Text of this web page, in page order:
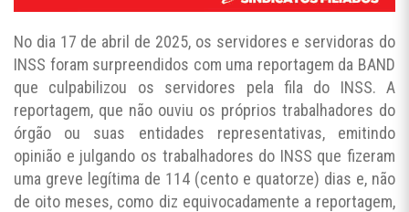
No dia 17 de abril de 2025, os servidores e servidoras do
INSS foram surpreendidos com uma reportagem da BAND
que culpabilizou os servidores pela fila do INSS. A
reportagem, que não ouviu os próprios trabalhadores do
órgão ou suas entidades representativas, emitindo
opinião e julgando os trabalhadores do INSS que fizeram
uma greve legítima de 114 (cento e quatorze) dias e, não
de oito meses, como diz equivocadamente a reportagem,